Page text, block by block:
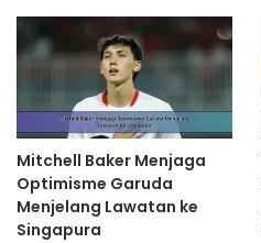
Mitchell Baker Menjaga
Optimisme Garuda
Menjelang Lawatan ke
Singapura